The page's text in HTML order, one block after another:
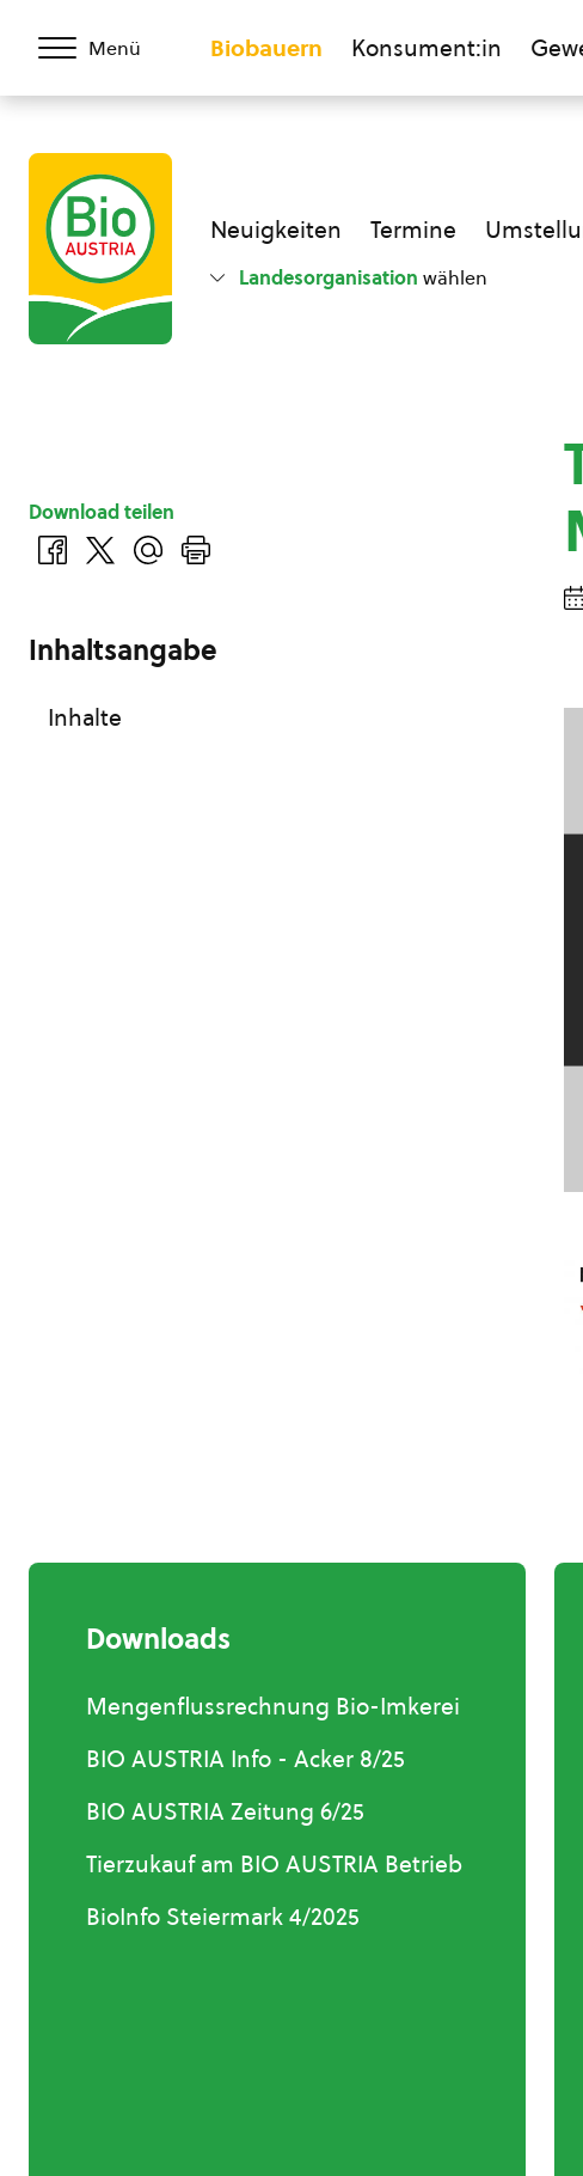
Menü Biobauern Konsument:in
Neuigkeiten Termine
Landesorganisation wählen
Download teilen
Inhaltsangabe
Inhalte
Downloads
Mengenflussrechnung Bio-Imkerei
BIO AUSTRIA Info - Acker 8/25
BIO AUSTRIA Zeitung 6/25
Tierzukauf am BIO AUSTRIA Betrieb
BioInfo Steiermark 4/2025